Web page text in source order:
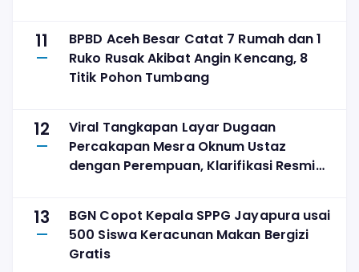
11
BPBD Aceh Besar Catat 7 Rumah dan 1
Ruko Rusak Akibat Angin Kencang, 8
Titik Pohon Tumbang
12
Viral Tangkapan Layar Dugaan
Percakapan Mesra Oknum Ustaz
dengan Perempuan, Klarifikasi Resmi
13
BGN Copot Kepala SPPG Jayapura usai
500 Siswa Keracunan Makan Bergizi
Gratis